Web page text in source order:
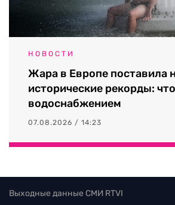
НОВОСТИ
Жара в Европе поставила
исторические рекорды:
водоснабжением
07.08.2026 / 14:23
Выходные данные СМИ RTVI